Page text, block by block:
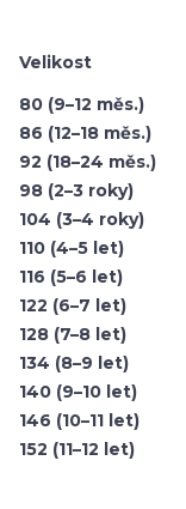
Velikost
80 (9–12 měs.)
86 (12–18 měs.)
92 (18–24 měs.)
98 (2–3 roky)
104 (3–4 roky)
110 (4–5 let)
116 (5–6 let)
122 (6–7 let)
128 (7–8 let)
134 (8–9 let)
140 (9–10 let)
146 (10–11 let)
152 (11–12 let)